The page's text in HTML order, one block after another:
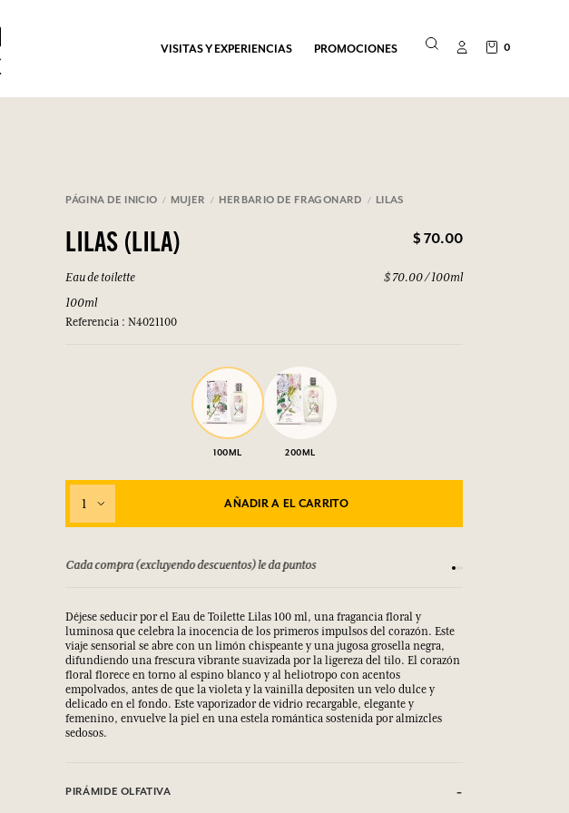
VISITAS Y EXPERIENCIAS PROMOCIONES 0
PÁGINA DE INICIO MUJER HERBARIO DE FRAGONARD LILAS
LILAS (LILA) $ 70.00
Eau de toilette
100ml
Referencia : N4021100
$ 70.00 / 100ml
100ML 200ML
1 AÑADIR A EL CARRITO
Cada compra (excluyendo descuentos) le da puntos
Déjese seducir por el Eau de Toilette Lilas 100 ml, una fragancia floral y
luminosa que celebra la inocencia de los primeros impulsos del corazón. Este
viaje sensorial se abre con un limón chispeante y una jugosa grosella negra,
difundiendo una frescura vibrante suavizada por la ligereza del tilo. El corazón
floral florece en torno al espino blanco y al heliotropo con acentos
empolvados, antes de que la violeta y la vainilla depositen un velo dulce y
delicado en el fondo. Este vaporizador de vidrio recargable, elegante y
femenino, envuelve la piel en una estela romántica sostenida por almizcles
sedosos.
PIRÁMIDE OLFATIVA